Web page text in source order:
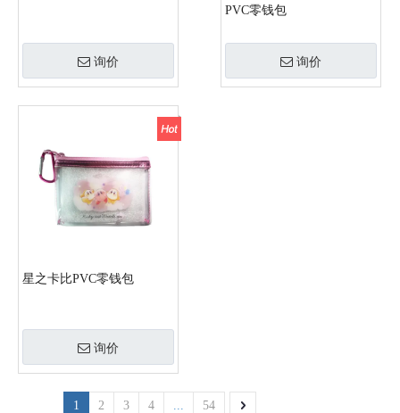
询价
PVC零钱包
询价
星之卡比PVC零钱包
询价
1 2 3 4 ... 54